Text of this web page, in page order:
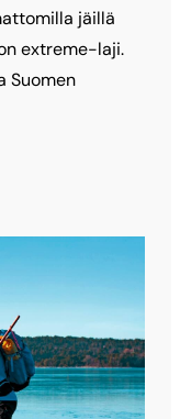
jäillä
extreme-laji.
Suomen